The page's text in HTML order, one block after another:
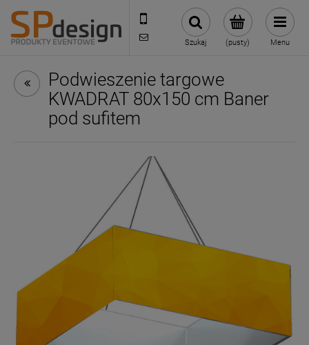
221002030
sklep@reklamydrukarnia.pl
(pusty)
Szukaj Menu
Podwieszenie targowe
KWADRAT 80x150 cm Baner
pod sufitem